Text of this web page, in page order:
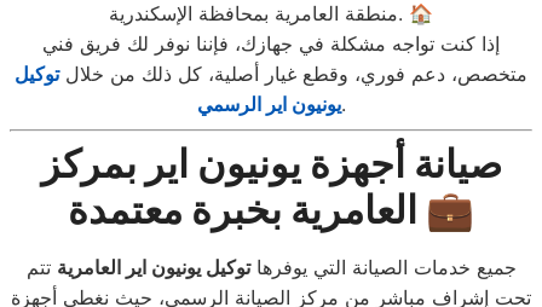
منطقة العامرية بمحافظة الإسكندرية. 🏠
إذا كنت تواجه مشكلة في جهازك، فإننا نوفر لك فريق فني
متخصص، دعم فوري، وقطع غيار أصلية، كل ذلك من خلالتوكيل
يونيون اير الرسمي.
صيانة أجهزة يونيون اير بمركز
العامرية بخبرة معتمدة 💼
جميع خدمات الصيانة التي يوفرهاتوكيل يونيون اير العامرية تتم
تحت إشراف مباشر من مركز الصيانة الرسمي، حيث نغطي أجهزة